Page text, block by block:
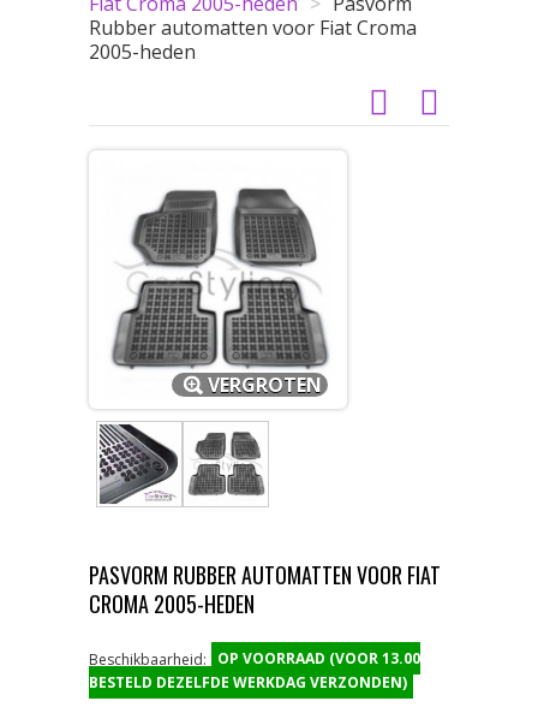
Rubber automatten voor Fiat Croma
2005-heden
VERGROTEN
PASVORM RUBBER AUTOMATTEN VOOR FIAT
CROMA 2005-HEDEN
Beschikbaarheid:
OP VOORRAAD (VOOR 13.00
BESTELD DEZELFDE WERKDAG VERZONDEN)